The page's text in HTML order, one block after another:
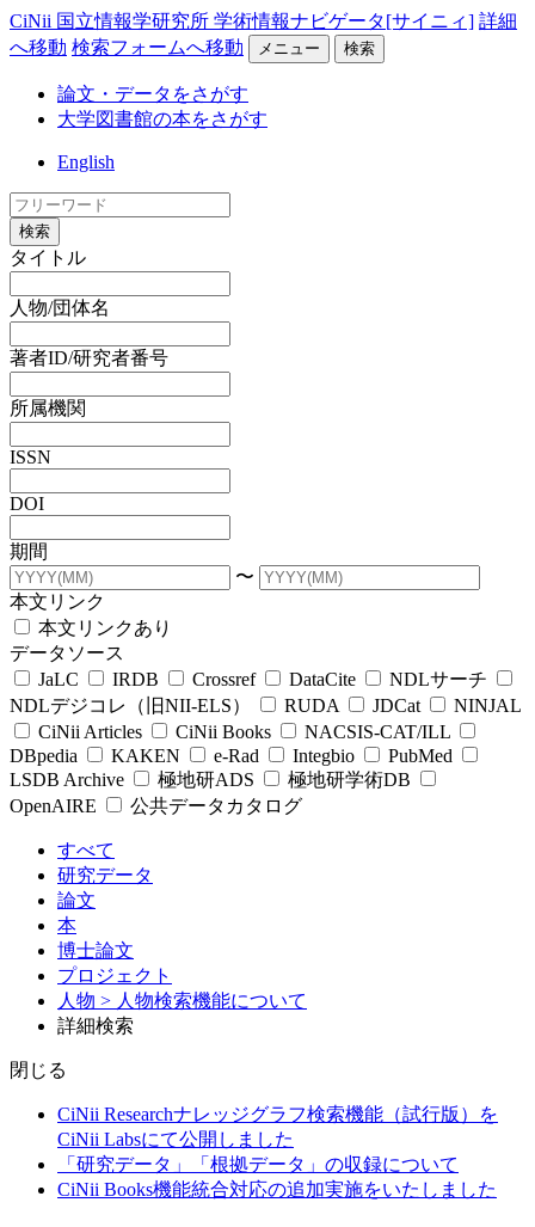
CiNii 国立情報学研究所 学術情報ナビゲータ[サイニィ] 詳細
へ移動 検索フォームへ移動 メニュー 検索
論文・データをさがす
大学図書館の本をさがす
English
検索
タイトル
人物/団体名
著者ID/研究者番号
所属機関
ISSN
DOI
期間
〜
本文リンク
本文リンクあり
データソース
JaLC
IRDB Crossref DataCite
NDLサーチ
NDLデジコレ（旧NII-ELS）
RUDA JDCat
NINJAL
CiNii Articles
CiNii Books
NACSIS-CAT/ILL
DBpedia
KAKEN e-Rad Integbio
PubMed
LSDB Archive
極地研ADS
極地研学術DB
OpenAIRE
公共データカタログ
すべて
研究データ
論文
本
博士論文
プロジェクト
人物 > 人物検索機能について
詳細検索
閉じる
CiNii Researchナレッジグラフ検索機能（試行版）を
CiNii Labsにて公開しました
「研究データ」「根拠データ」の収録について
CiNii Books機能統合対応の追加実施をいたしました